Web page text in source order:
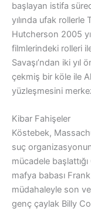
başlayan istifa
yılında ufak
Hutcherson 2005
filmlerindeki rolleri
Savaşı’ndan iki
çekmiş bir köle ile
yüzleşmesini
Kibar Fahişeler
Köstebek,
suç
mücadele
mafya babası
müdahaleyle son
genç çaylak Billy